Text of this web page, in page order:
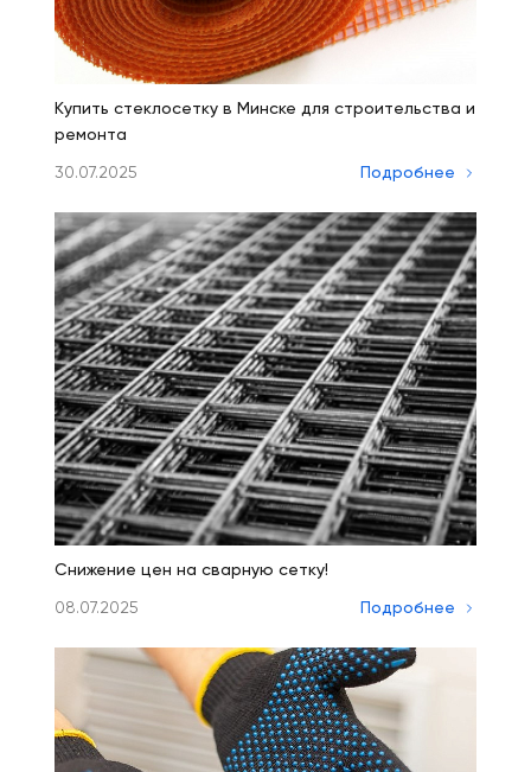
Купить стеклосетку в Минске для строительства и
ремонта
30.07.2025 Подробнее
Снижение цен на сварную сетку!
08.07.2025 Подробнее